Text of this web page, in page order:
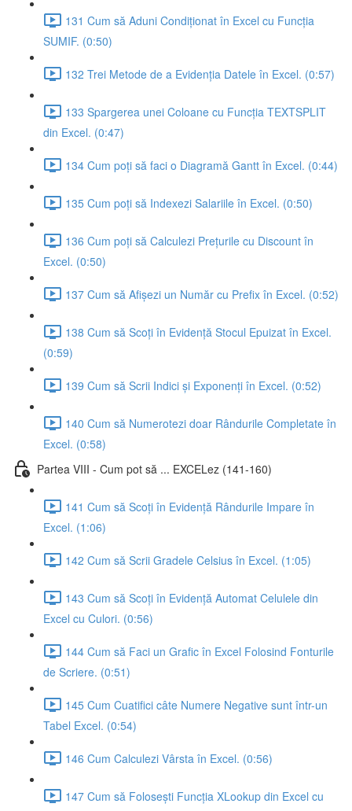
131 Cum să Aduni Condiționat în Excel cu Funcția
SUMIF. (0:50)
132 Trei Metode de a Evidenția Datele în Excel. (0:57)
133 Spargerea unei Coloane cu Funcția TEXTSPLIT
din Excel. (0:47)
134 Cum poți să faci o Diagramă Gantt în Excel. (0:44)
135 Cum poți să Indexezi Salariile în Excel. (0:50)
136 Cum poți să Calculezi Prețurile cu Discount în
Excel. (0:50)
137 Cum să Afișezi un Număr cu Prefix în Excel. (0:52)
138 Cum să Scoți în Evidență Stocul Epuizat în Excel.
(0:59)
139 Cum să Scrii Indici și Exponenți în Excel. (0:52)
140 Cum să Numerotezi doar Rândurile Completate în
Excel. (0:58)
Partea VIII - Cum pot să ... EXCELez (141-160)
141 Cum să Scoți în Evidență Rândurile Impare în
Excel. (1:06)
142 Cum să Scrii Gradele Celsius în Excel. (1:05)
143 Cum să Scoți în Evidență Automat Celulele din
Excel cu Culori. (0:56)
144 Cum să Faci un Grafic în Excel Folosind Fonturile
de Scriere. (0:51)
145 Cum Cuatifici câte Numere Negative sunt într-un
Tabel Excel. (0:54)
146 Cum Calculezi Vârsta în Excel. (0:56)
147 Cum să Folosești Funcția XLookup din Excel cu